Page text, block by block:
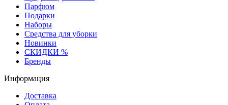
Парфюм
Подарки
Наборы
Средства для уборки
Новинки
СКИДКИ %
Бренды
Информация
Доставка